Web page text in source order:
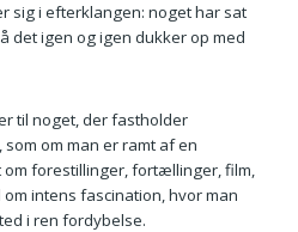
sig i efterklangen: noget har sat
det igen og igen dukker op med
til noget, der fastholder
om man er ramt af en
forestillinger, fortællinger, film,
intens fascination, hvor man
i ren fordybelse.